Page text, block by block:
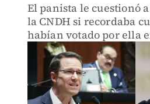
El panista le cuestionó
la CNDH si recordaba
habían votado por ella